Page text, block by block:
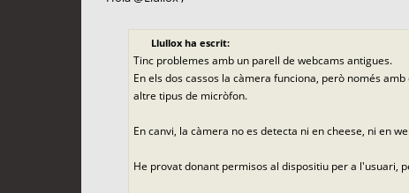
Llullox ha escrit:
Tinc problemes amb un parell de webcams antigues.
En els dos cassos la càmera funciona, però només
altre tipus de micròfon.
En canvi, la càmera no es detecta ni en cheese, ni en
He provat donant permisos al dispositiu per a l'usuari,